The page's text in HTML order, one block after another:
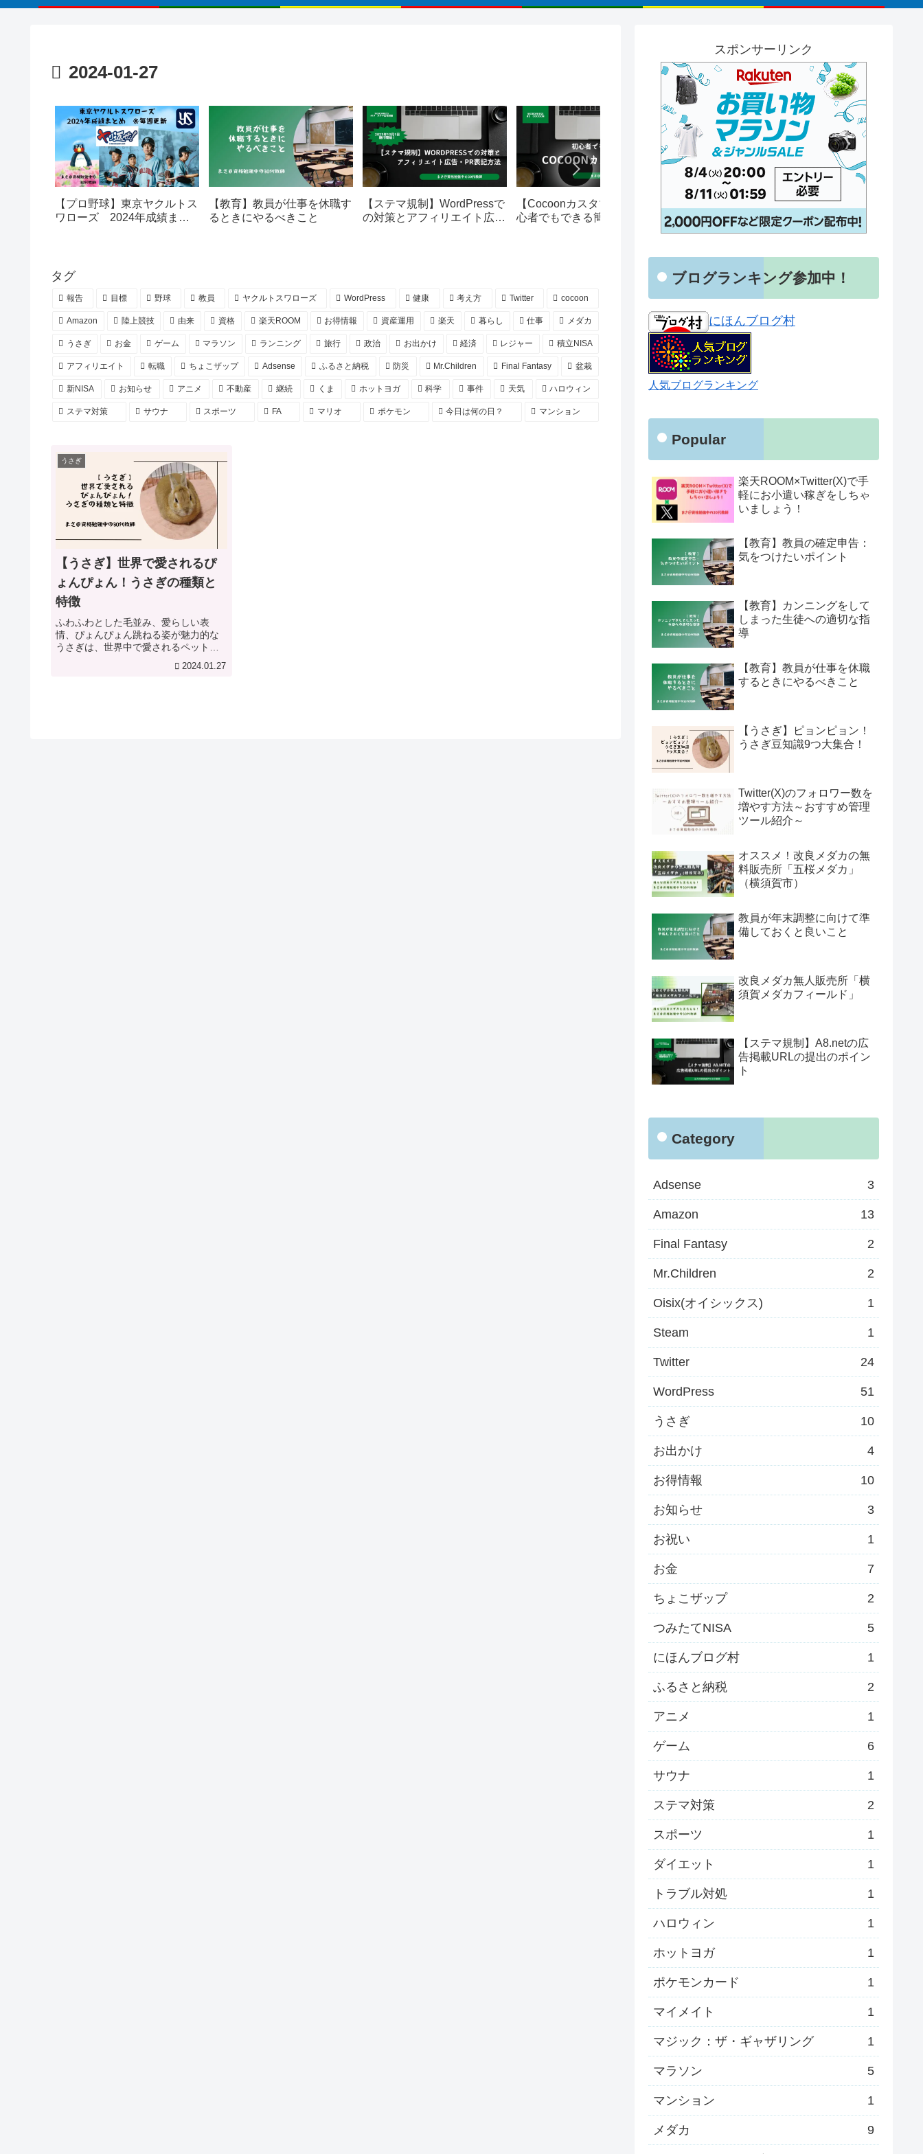
2024-01-27
【プロ野球】東京ヤクルトス
ワローズ 2024年成績まと
【教育】教員が仕事を休職す
るときにやるべきこと
【ステマ規制】WordPressで
の対策とアフィリエイト広
【Cocoonカスタマイズ】初
心者でもできる簡単マニュア
【2025年版】超お得！10月7
日からAmazonプライム感謝
祭が始まります！
【2025年版】超お
日からAmazonスマ
SALEが始まります
タグ
報告 目標 野球 教員 ヤクルトスワローズ WordPress 健康 考え方 Twitter cocoon
Amazon 陸上競技 由来 資格 楽天ROOM お得情報 資産運用 楽天 暮らし 仕事 メダカ
うさぎ お金 ゲーム マラソン ランニング 旅行 政治 お出かけ 経済 レジャー 積立NISA
アフィリエイト 転職 ちょこザップ Adsense ふるさと納税 防災 Mr.Children Final Fantasy 盆栽
新NISA お知らせ アニメ 不動産 継続 くま ホットヨガ 科学 事件 天気 ハロウィン
ステマ対策 サウナ スポーツ FA マリオ ポケモン 今日は何の日？ マンション
うさぎ
【うさぎ】世界で愛されるぴ
ょんぴょん！うさぎの種類と
特徴
ふわふわとした毛並み、愛らしい表
情、ぴょんぴょん跳ねる姿が魅力的な
うさぎは、世界中で愛されるペットで
それぞれ個性豊かな特徴を持っていま
2024.01.27
スポンサーリンク
ブログランキング参加中！
にほんブログ村
人気ブログランキング
Popular
楽天ROOM×Twitter(X)で手
軽にお小遣い稼ぎをしちゃ
いましょう！
【教育】教員の確定申告：
気をつけたいポイント
【教育】カンニングをして
しまった生徒への適切な指
導
【教育】教員が仕事を休職
するときにやるべきこと
【うさぎ】ピョンピョン！
うさぎ豆知識9つ大集合！
Twitter(X)のフォロワー数を
増やす方法～おすすめ管理
ツール紹介～
オススメ！改良メダカの無
料販売所「五桜メダカ」
（横須賀市）
教員が年末調整に向けて準
備しておくと良いこと
改良メダカ無人販売所「横
須賀メダカフィールド」
【ステマ規制】A8.netの広
告掲載URLの提出のポイン
ト
Category
Adsense 3
Amazon 13
Final Fantasy 2
Mr.Children 2
Oisix(オイシックス) 1
Steam 1
Twitter 24
WordPress 51
うさぎ 10
お出かけ 4
お得情報 10
お知らせ 3
お祝い 1
お金 7
ちょこザップ 2
つみたてNISA 5
にほんブログ村 1
ふるさと納税 2
アニメ 1
ゲーム 6
サウナ 1
ステマ対策 2
スポーツ 1
ダイエット 1
トラブル対処 1
ハロウィン 1
ホットヨガ 1
ポケモンカード 1
マイメイト 1
マジック：ザ・ギャザリング 1
マラソン 5
マンション 1
メダカ 9